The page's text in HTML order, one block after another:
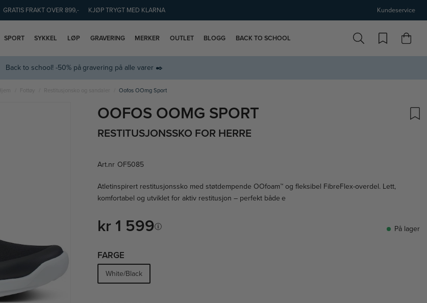
GRATIS FRAKT OVER 899,- KJØP TRYGT MED KLARNA Kundeservice
SPORT SYKKEL LØP GRAVERING MERKER OUTLET BLOGG BACK TO SCHOOL
Back to school! -50% på gravering på alle varer ✒️
Hjem Fottøy Restitusjonsko og sandaler Oofos OOmg Sport
OOFOS OOMG SPORT
RESTITUSJONSSKO FOR HERRE
Art.nr OF5085
Atletinspirert restitusjonssko med støtdempende OOfoam™ og fleksibel FibreFlex-overdel. Lett,
komfortabel og utviklet for aktiv restitusjon – perfekt både e
kr 1 599 På lager
FARGE
White/Black